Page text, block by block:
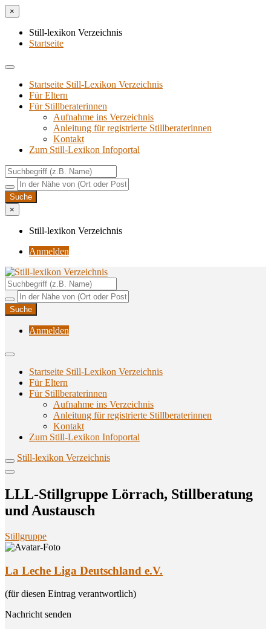
×
Still-lexikon Verzeichnis
Startseite
Startseite Still-Lexikon Verzeichnis
Für Eltern
Für Stillberaterinnen
Aufnahme ins Verzeichnis
Anlei­tung für regis­trier­te Stillberaterinnen
Kon­takt
Zum Still-Lexikon Infoportal
×
Still-lexikon Verzeichnis
Anmelden
Still-lexikon Verzeichnis
Unterstützungsangebote rund ums Stillen
Anmelden
Startseite Still-Lexikon Verzeichnis
Für Eltern
Für Stillberaterinnen
Aufnahme ins Verzeichnis
Anlei­tung für regis­trier­te Stillberaterinnen
Kon­takt
Zum Still-Lexikon Infoportal
Still-lexikon Verzeichnis
LLL-Still­grup­pe Lör­rach, Still­be­ra­tung
und Austausch
Stillgruppe
La Leche Liga Deutschland e.V.
(für diesen Eintrag verantwortlich)
Nachricht senden